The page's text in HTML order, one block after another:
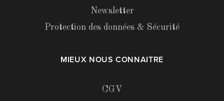
Newsletter
Protection des données & Sécurité
MIEUX NOUS CONNAITRE
CGV